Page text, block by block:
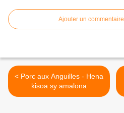
Ajouter un commentaire
< Porc aux Anguilles - Hena
kisoa sy amalona